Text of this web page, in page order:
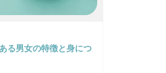
る男女の特徴と身につ